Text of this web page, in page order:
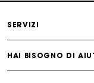
SERVIZI
HAI BISOGNO DI